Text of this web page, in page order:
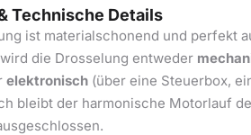
Technische Details
ist materialschonend und perfekt
die Drosselung entweder
elektronisch (über eine Steuerbox,
bleibt der harmonische Motorlauf